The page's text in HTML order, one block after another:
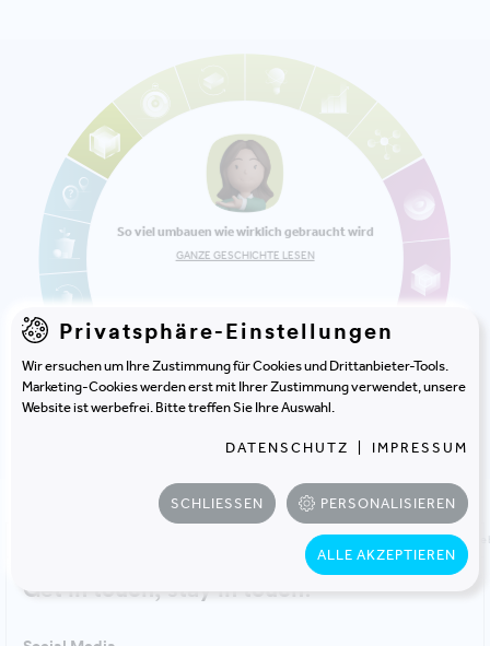
So viel umbauen wie wirklich gebraucht wird
GANZE GESCHICHTE LESEN
18 Stories rund um klimabewusste
Back to top
Get in touch, stay in touch!
Privatsphäre-Einstellungen
Wir ersuchen um Ihre Zustimmung für Cookies und Drittanbieter-Tools.
Marketing-Cookies werden erst mit Ihrer Zustimmung verwendet, unsere
Website ist werbefrei. Bitte treffen Sie Ihre Auswahl.
DATENSCHUTZ IMPRESSUM
SCHLIESSEN PERSONALISIEREN
ALLE AKZEPTIEREN